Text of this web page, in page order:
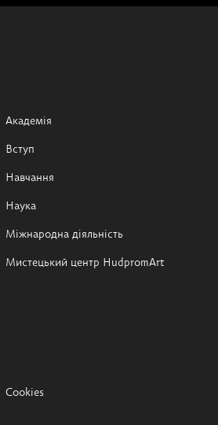
Академія
Вступ
Навчання
Наука
Міжнародна діяльність
Мистецький центр HudpromArt
Cookies